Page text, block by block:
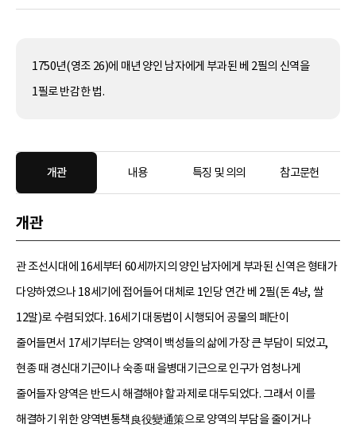
1750년(영조 26)에 매년 양인 남자에게 부과된 베 2필의 신역을
1필로 반감한 법.
개관 내용 특징 및 의의 참고문헌
개관
관 조선시대에 16세부터 60세까지의 양인 남자에게 부과된 신역은 형태가
다양하였으나 18세기에 접어들어 대체로 1인당 연간 베 2필(돈 4냥, 쌀
12말)로 수렴되었다. 16세기 대동법이 시행되어 공물의 폐단이
줄어들면서 17세기부터는 양역이 백성들의 삶에 가장 큰 부담이 되었고,
현종 때 경신대기근이나 숙종 때 을병대기근으로 인구가 엄청나게
줄어들자 양역은 반드시 해결해야 할 과제로 대두되었다. 그래서 이를
해결하기 위한 양역변통책良役變通策으로 양역의 부담을 줄이거나